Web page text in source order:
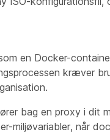
en Docker-
kræver
bag en proxy i dit
miljøvariabler, når